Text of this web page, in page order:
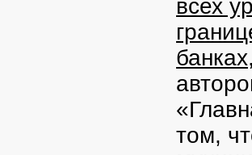
всех
банках
том,